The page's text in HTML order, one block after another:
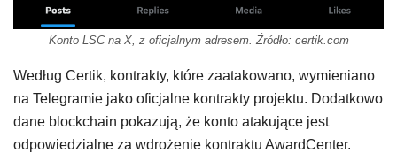
Konto LSC na X, z oficjalnym adresem. Źródło: certik.com
Według Certik, kontrakty, które zaatakowano, wymieniano
na Telegramie jako oficjalne kontrakty projektu. Dodatkowo
dane blockchain pokazują, że konto atakujące jest
odpowiedzialne za wdrożenie kontraktu AwardCenter.